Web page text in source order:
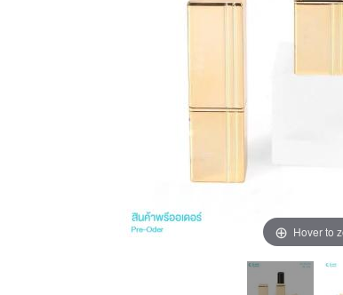
Hover to